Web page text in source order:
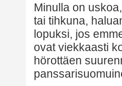
Minulla on
tai tihkuna,
lopuksi, jos
ovat viekkaasti
hörottäen